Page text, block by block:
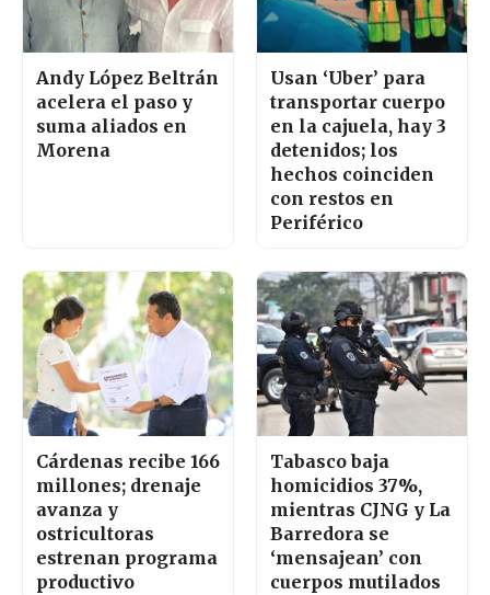
Andy López Beltrán
acelera el paso y
suma aliados en
Morena
Usan ‘Uber’ para
transportar cuerpo
en la cajuela, hay 3
detenidos; los
hechos coinciden
con restos en
Periférico
Cárdenas recibe 166
millones; drenaje
avanza y
ostricultoras
estrenan programa
productivo
Tabasco baja
homicidios 37%,
mientras CJNG y La
Barredora se
‘mensajean’ con
cuerpos mutilados